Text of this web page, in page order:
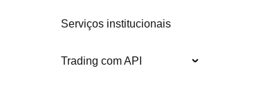
Serviços institucionais
Trading com API